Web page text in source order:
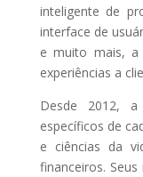
inteligente de
interface de
e muito mais, a
experiências a
Desde 2012, a
específicos de
e ciências da
financeiros.